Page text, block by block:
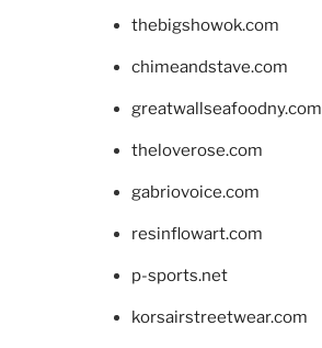
thebigshowok.com
chimeandstave.com
greatwallseafoodny.com
theloverose.com
gabriovoice.com
resinflowart.com
p-sports.net
korsairstreetwear.com